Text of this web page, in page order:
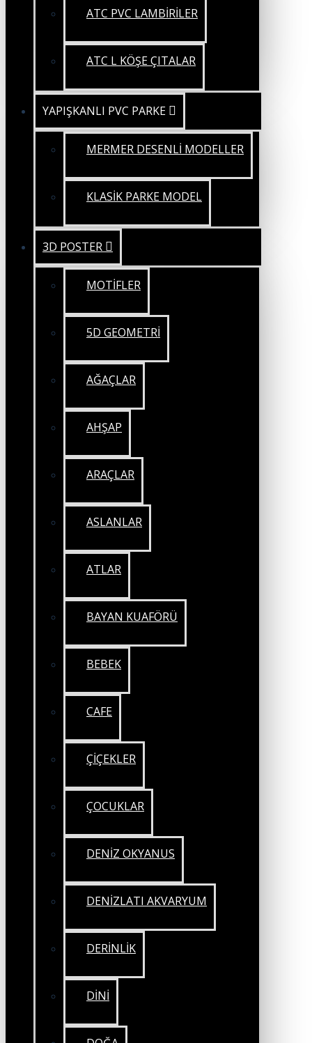
ATC PVC LAMBİRİLER
ATC L KÖŞE ÇITALAR
YAPIŞKANLI PVC PARKE
MERMER DESENLİ MODELLER
KLASİK PARKE MODEL
3D POSTER
MOTİFLER
5D GEOMETRİ
AĞAÇLAR
AHŞAP
ARAÇLAR
ASLANLAR
ATLAR
BAYAN KUAFÖRÜ
BEBEK
CAFE
ÇİÇEKLER
ÇOCUKLAR
DENİZ OKYANUS
DENİZLATI AKVARYUM
DERİNLİK
DİNİ